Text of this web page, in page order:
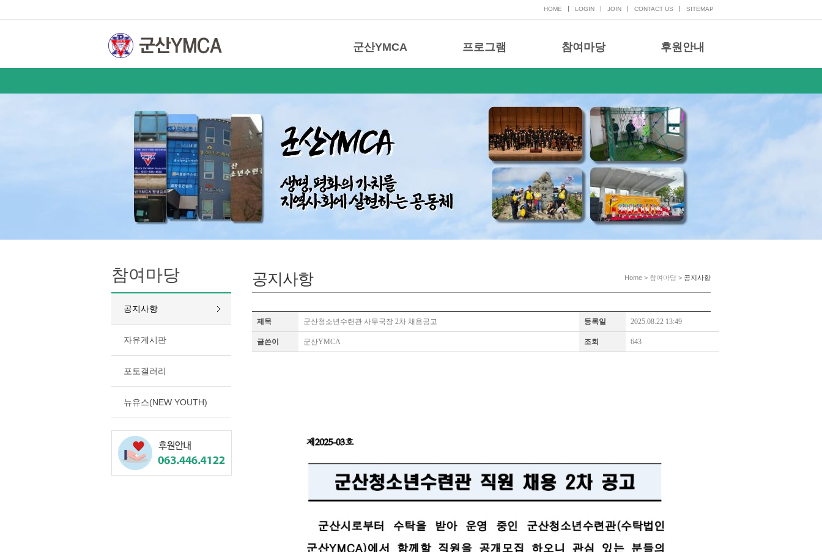
HOME LOGIN JOIN CONTACT US SITEMAP
군산YMCA 프로그램 참여마당 후원안내
참여마당
공지사항
자유게시판
포토갤러리
뉴유스(NEW YOUTH)
공지사항 Home > 참여마당 > 공지사항
제목 군산청소년수련관 사무국장 2차 채용공고 등록일 2025.08.22 13:49
글쓴이 군산YMCA 조회 643